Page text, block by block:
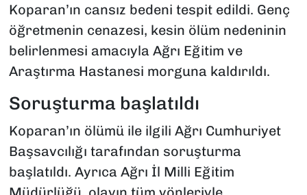
Koparan’ın cansız bedeni tespit edildi. Genç
öğretmenin cenazesi, kesin ölüm nedeninin
belirlenmesi amacıyla Ağrı Eğitim ve
Araştırma Hastanesi morguna kaldırıldı.
Soruşturma başlatıldı
Koparan’ın ölümü ile ilgili Ağrı Cumhuriyet
Başsavcılığı tarafından soruşturma
başlatıldı. Ayrıca Ağrı İl Milli Eğitim